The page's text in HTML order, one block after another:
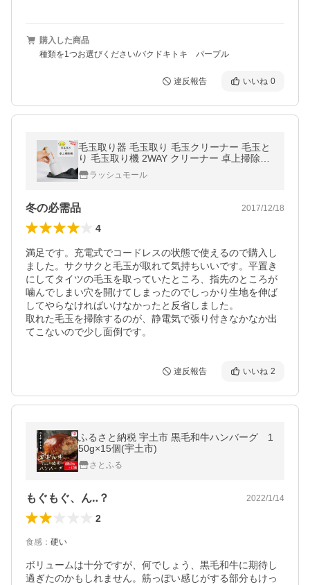
購入した商品
種類を1つお選びください/バクドキトキ パープル
違反報告 いいね 0
毛玉取り器 毛玉取り 毛玉クリーナー 毛玉と
り 毛玉取り機 2WAY クリーナー 卓上掃除機
充電式 卓上 掃除機 ハンディ掃除機 ミニ掃除
機 ミニ コンパクト 1年保証
ラッシュモール
冬の必需品 2017/12/18
4
満足です。充電式でコードレスの状態で使えるので購入し
ました。サクサクと毛玉が取れて気持ちいいです。平置き
にしてタイツの毛玉を取っていたところ、指先のところが
噛んでしまい穴を開けてしまったのでしっかり生地を伸ば
してやらなければいけなかったと反省しました。
取れた毛玉を掃除するのが、静電気で張り付きなかなか出
てこないので少し面倒です。
違反報告 いいね 2
ふるさと納税 宇土市 黒毛和牛ハンバーグ 1
50g×15個(宇土市)
さとふる
もぐもぐ、ん‥？ 2022/1/14
2
食感 ： 硬い
ボリュームは十分ですが、何でしょう、黒毛和牛に期待し
過ぎたのかもしれません。筋っぽい感じがする部分もけっ